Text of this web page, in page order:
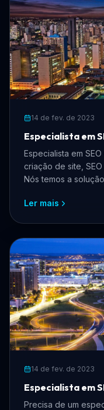
14 de fev. de 2023
Especialista em
Especialista em
criação de site,
Nós temos a
Ler mais
14 de fev. de 2023
Especialista em
Precisa de um